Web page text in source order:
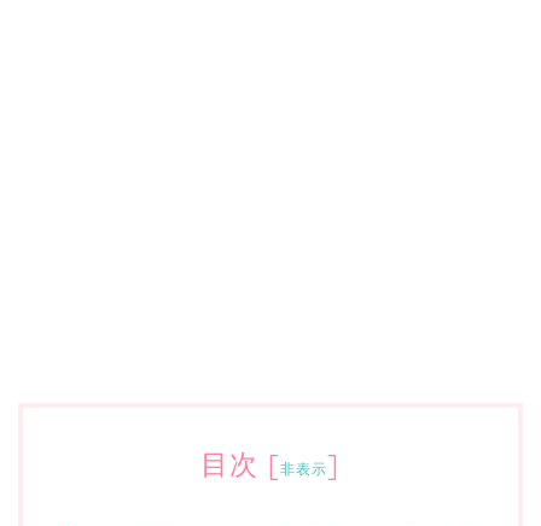
目次 [非表示]